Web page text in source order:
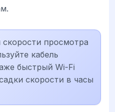
просмотра
кабель
быстрый Wi-Fi
скорости в часы